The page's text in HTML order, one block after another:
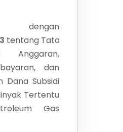
tentang Tata
Anggaran,
dan
Dana Subsidi
Tertentu
Gas